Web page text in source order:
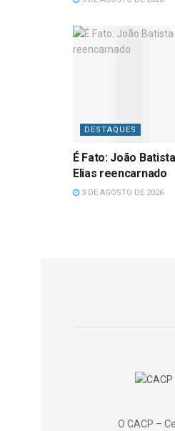
DESTAQUES
É Fato: João
Elias reencarnado
3 DE AGOSTO DE 2026
O CACP –